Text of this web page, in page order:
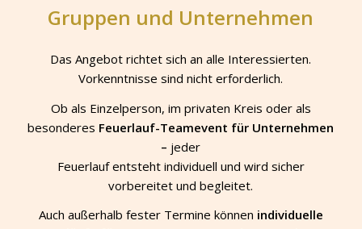
Gruppen und Unternehmen
Das Angebot richtet sich an alle Interessierten.
Vorkenntnisse sind nicht erforderlich.
Ob als Einzelperson, im privaten Kreis oder als
besonderes Feuerlauf-Teamevent für Unternehmen
– jeder
Feuerlauf entsteht individuell und wird sicher
vorbereitet und begleitet.
Auch außerhalb fester Termine können individuelle